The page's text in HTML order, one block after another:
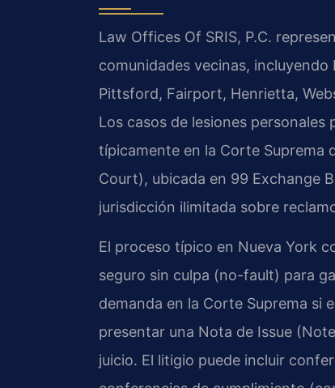
Law Offices Of SRIS, P.C.
comunidades vecinas,
Pittsford, Fairport, Henrietta,
Los casos de lesiones
típicamente en la Corte Suprema
Court), ubicada en 99 Exchange
jurisdicción ilimitada sobre
El proceso típico en Nueva York
seguro sin culpa (no-fault) para
demanda en la Corte Suprema si
presentar una Nota de Issue
juicio. El litigio puede incluir